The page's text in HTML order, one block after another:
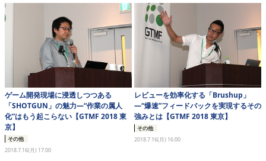
ゲーム開発現場に浸透しつつある
「SHOTGUN」の魅力―“作業の属人
化”はもう起こらない【GTMF 2018 東
京】
その他
2018.7.16(月) 17:00
レビューを効率化する「Brushup」
―“爆速”フィードバックを実現するその
強みとは【GTMF 2018 東京】
その他
2018.7.16(月) 16:00